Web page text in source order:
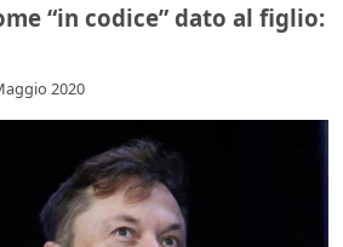
“in codice” dato al figlio:
2020